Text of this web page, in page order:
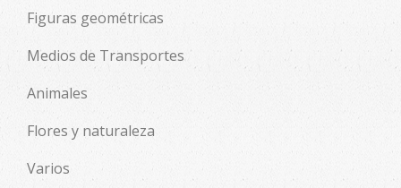
Figuras geométricas
Medios de Transportes
Animales
Flores y naturaleza
Varios